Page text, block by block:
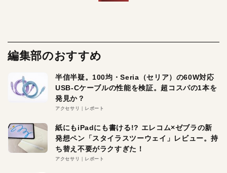
編集部のおすすめ
半信半疑。100均・Seria（セリア）の60W対応
USB-Cケーブルの性能を検証。超コスパの1本を
発見か？
アクセサリ レポート
紙にもiPadにも書ける!? エレコム×ゼブラの新
発想ペン「スタイラスツーウェイ」レビュー。持
ち替え不要がラクすぎた！
アクセサリ レポート